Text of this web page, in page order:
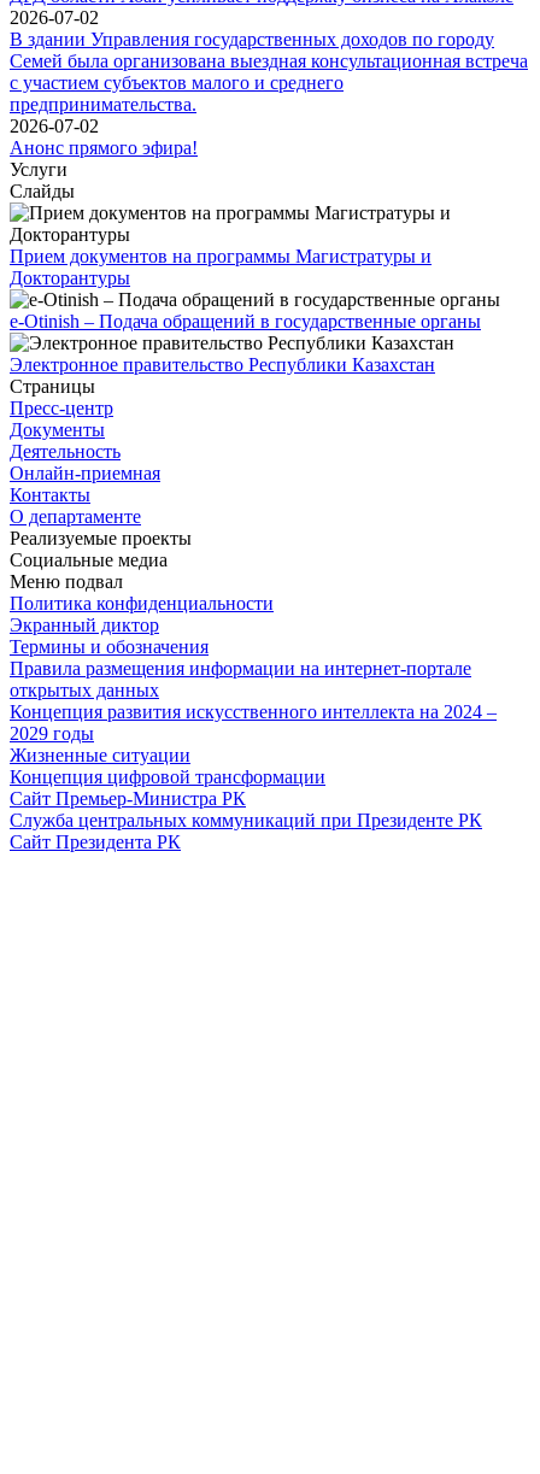
2026-07-02
В здании Управления государственных доходов по городу
Семей была организована выездная консультационная встреча
с участием субъектов малого и среднего
предпринимательства.
2026-07-02
Анонс прямого эфира!
Услуги
Слайды
Прием документов на программы Магистратуры и
Докторантуры
e-Otinish – Подача обращений в государственные органы
Электронное правительство Республики Казахстан
Страницы
Пресс-центр
Документы
Деятельность
Онлайн-приемная
Контакты
О департаменте
Реализуемые проекты
Социальные медиа
Меню подвал
Политика конфиденциальности
Экранный диктор
Термины и обозначения
Правила размещения информации на интернет-портале
открытых данных
Концепция развития искусственного интеллекта на 2024 –
2029 годы
Жизненные ситуации
Концепция цифровой трансформации
Сайт Премьер-Министра РК
Служба центральных коммуникаций при Президенте РК
Сайт Президента РК